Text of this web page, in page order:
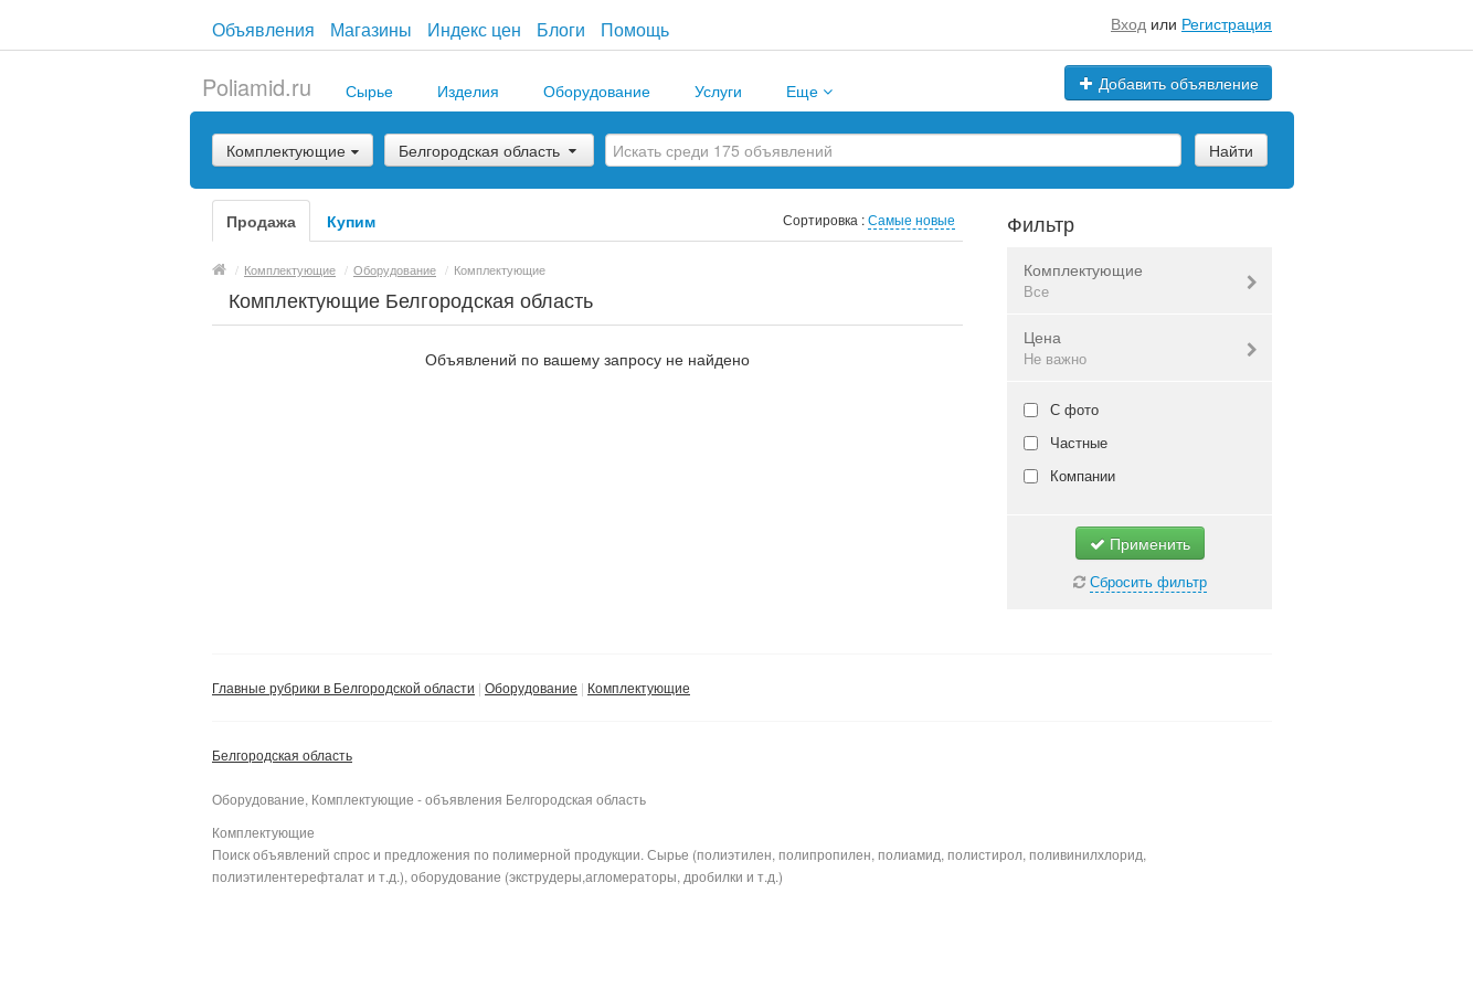
Объявления Магазины Индекс цен Блоги Помощь Вход или Регистрация
Добавить объявление
Poliamid.ru Сырье Изделия Оборудование Услуги Еще
Комплектующие Белгородская область Найти
Продажа Купим Сортировка :Самые новые
/ Комплектующие / Оборудование / Комплектующие
Комплектующие Белгородская область
Объявлений по вашему запросу не найдено
Фильтр
Комплектующие
Все
Все
Цена
Не важно
Валюта:руб.
С фото
Частные
Компании
Применить
Сбросить фильтр
Главные рубрики в Белгородской области Оборудование Комплектующие
Белгородская область
Оборудование, Комплектующие - объявления Белгородская область
Комплектующие
Поиск объявлений спрос и предложения по полимерной продукции. Сырье (полиэтилен, полипропилен, полиамид, полистирол, поливинилхлорид,
полиэтилентерефталат и т.д.), оборудование (экструдеры,агломераторы, дробилки и т.д.)